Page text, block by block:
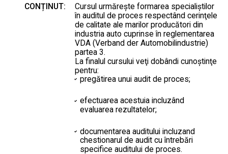
CONȚINUT:
Cursul urmăreşte formarea specialiştilor
în auditul de proces respectând cerinţele
de calitate ale marilor producători din
industria auto cuprinse în reglementarea
VDA (Verband der Automobilindustrie)
partea 3.
La finalul cursului veţi dobândi cunoştinţe
pentru:
pregătirea unui audit de proces;
efectuarea acestuia incluzând
evaluarea rezultatelor;
documentarea auditului incluzand
chestionarul de audit cu întrebări
specifice auditului de proces.